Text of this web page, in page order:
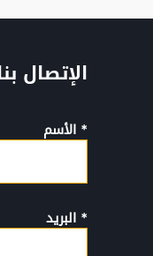
الإتصال
* الأسم
* البريد